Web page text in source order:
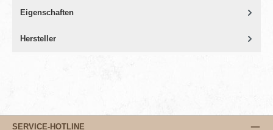
Eigenschaften
Hersteller
SERVICE-HOTLINE